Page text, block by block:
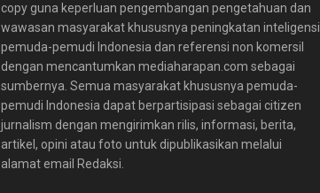
copy guna keperluan pengembangan pengetahuan dan
wawasan masyarakat khususnya peningkatan inteligensi
pemuda-pemudi Indonesia dan referensi non komersil
dengan mencantumkan mediaharapan.com sebagai
sumbernya. Semua masyarakat khususnya pemuda-
pemudi Indonesia dapat berpartisipasi sebagai citizen
jurnalism dengan mengirimkan rilis, informasi, berita,
artikel, opini atau foto untuk dipublikasikan melalui
alamat email Redaksi.